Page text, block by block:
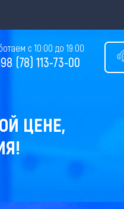
с 10:00 до 19:00
(78) 113-73-00
ЦЕНЕ,